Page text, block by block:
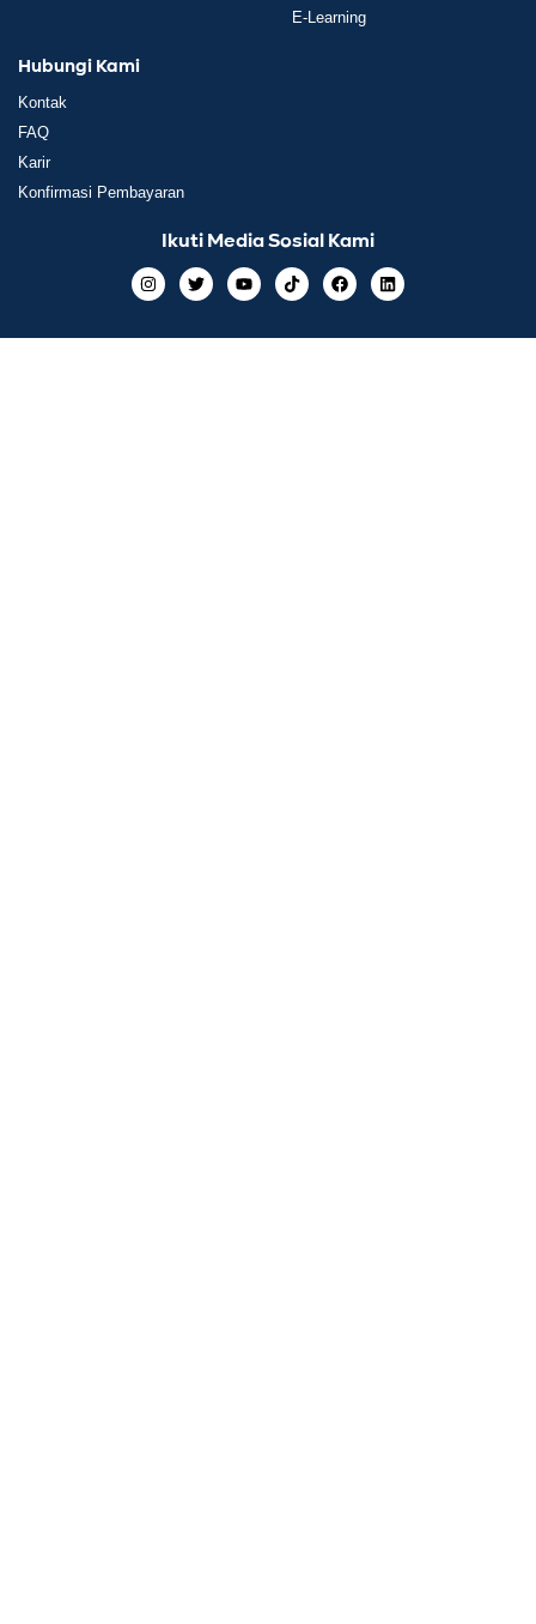
E-Learning
Hubungi Kami
Kontak
FAQ
Karir
Konfirmasi Pembayaran
Ikuti Media Sosial Kami